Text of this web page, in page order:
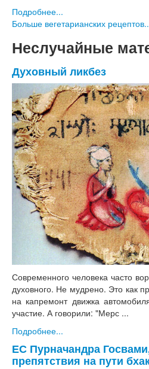
Подробнее...
Больше вегетарианских
Неслучайные
Духовный ликбез
Современного человека часто
духовного. Не мудрено. Это как
на капремонт движка
участие. А говорили: "Мерс ...
Подробнее...
ЕС Пурначандра
препятствия на пути